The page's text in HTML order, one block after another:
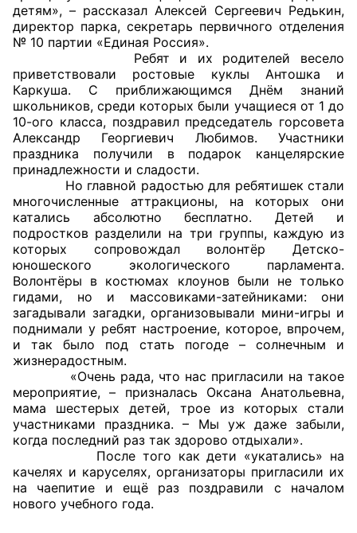
Общественные советы
Общественные советы при территориальных
органах федеральных органов
исполнительной власти
Общественные советы по проведению
независимой оценки качества условий
оказания услуг
О Палате
Структура Палаты
Комиссии
Экспертный совет ОП КО
Совет ОП КО
Общественный штаб
Члены ОП КО
Документы ОП КО
Регламент ОП КО
Кодекс этики ОП КО
детям», – рассказал Алексей Сергеевич Редькин,
директор парка, секретарь первичного отделения
№ 10 партии «Единая Россия».
Ребят и их родителей весело
приветствовали ростовые куклы Антошка и
Каркуша. С приближающимся Днём знаний
школьников, среди которых были учащиеся от 1 до
10-ого класса, поздравил председатель горсовета
Александр Георгиевич Любимов. Участники
праздника получили в подарок канцелярские
принадлежности и сладости.
Но главной радостью для ребятишек стали
многочисленные аттракционы, на которых они
катались абсолютно бесплатно. Детей и
подростков разделили на три группы, каждую из
которых сопровождал волонтёр Детско-
юношеского экологического парламента.
Волонтёры в костюмах клоунов были не только
гидами, но и массовиками-затейниками: они
загадывали загадки, организовывали мини-игры и
поднимали у ребят настроение, которое, впрочем,
и так было под стать погоде – солнечным и
жизнерадостным.
«Очень рада, что нас пригласили на такое
мероприятие, – призналась Оксана Анатольевна,
мама шестерых детей, трое из которых стали
участниками праздника. – Мы уж даже забыли,
когда последний раз так здорово отдыхали».
После того как дети «укатались» на
качелях и каруселях, организаторы пригласили их
на чаепитие и ещё раз поздравили с началом
нового учебного года.